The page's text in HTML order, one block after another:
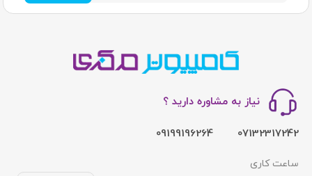
نیاز به مشاوره دارید ؟
07132317242
09199196264
ساعت کاری